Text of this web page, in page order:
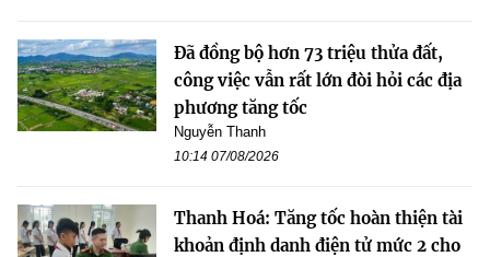
Đã đồng bộ hơn 73 triệu thửa đất,
công việc vẫn rất lớn đòi hỏi các địa
phương tăng tốc
Nguyễn Thanh
10:14 07/08/2026
Thanh Hoá: Tăng tốc hoàn thiện tài
khoản định danh điện tử mức 2 cho